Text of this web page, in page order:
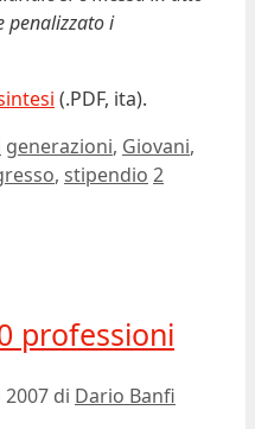
penalizzato i
(.PDF, ita).
Tag
generazioni, Giovani,
, stipendio 2
professioni
2007 di Dario Banfi